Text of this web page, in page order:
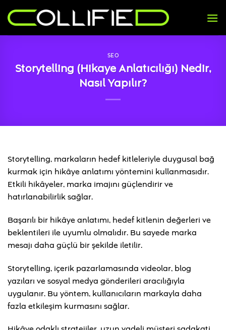
atla
SEO
Storytelling (Hikaye Anlatıcılığı) Nedir,
Nasıl Yapılır?
Storytelling, markaların hedef kitleleriyle duygusal bağ
kurmak için hikâye anlatımı yöntemini kullanmasıdır.
Etkili hikâyeler, marka imajını güçlendirir ve
hatırlanabilirlik sağlar.
Başarılı bir hikâye anlatımı, hedef kitlenin değerleri ve
beklentileri ile uyumlu olmalıdır. Bu sayede marka
mesajı daha güçlü bir şekilde iletilir.
Storytelling, içerik pazarlamasında videolar, blog
yazıları ve sosyal medya gönderileri aracılığıyla
uygulanır. Bu yöntem, kullanıcıların markayla daha
fazla etkileşim kurmasını sağlar.